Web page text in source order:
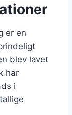
er en
blev lavet
har
i